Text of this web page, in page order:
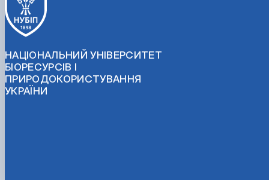
НАЦІОНАЛЬНИЙ УНІВЕРСИТЕТ
БІОРЕСУРСІВ І
ПРИРОДОКОРИСТУВАННЯ
УКРАЇНИ